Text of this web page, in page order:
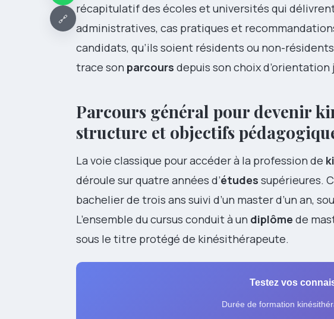
🔗
récapitulatif des écoles et universités qui
administratives, cas pratiques et
candidats, qu’ils soient résidents ou non-
trace son parcours depuis son choix d’orientation
Parcours général pour devenir
structure et objectifs
La voie classique pour accéder à la profession de
déroule sur quatre années d’études supérieures.
bachelier de trois ans suivi d’un master d’un an,
L’ensemble du cursus conduit à un diplôme de
sous le titre protégé de kinésithérapeute.
Testez vos
Durée de formation